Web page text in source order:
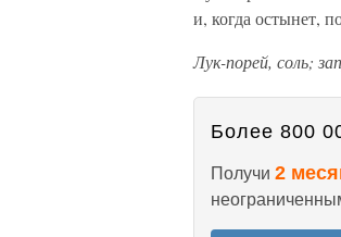
и, когда остынет,
Лук-порей, соль;
Более 800
Получи 2